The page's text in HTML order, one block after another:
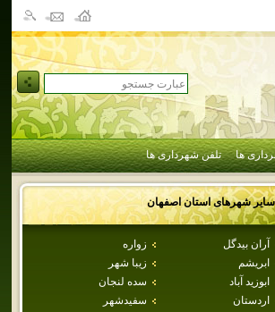
ها تلفن شهرداری ها
سایر شهرهای استاناصفهان
آران بيدگل
زواره
ابريشم
زيبا شهر
ابوزيد آباد
سده لنجان
اردستان
سفيدشهر